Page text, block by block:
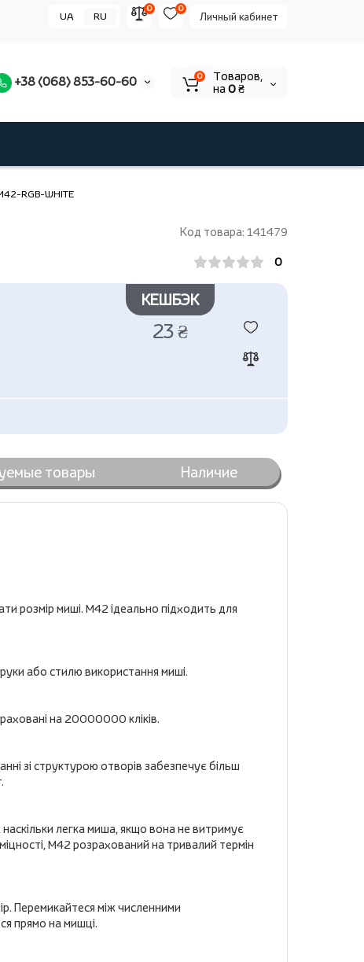
Личный кабинет
0
0
UA RU
+38 (068) 853-60-60 0
Tоваров,
на0 ₴
RGB-WHITE
Код товара: 141479
0
КЕШБЭК
23 ₴
товары Наличие
розмір миші. M42 ідеально підходить для
або стилю використання миші.
на 20000000 кліків.
зі структурою отворів забезпечує більш
легка миша, якщо вона не витримує
M42 розрахований на тривалий термін
Перемикайтеся між численними
прямо на мишці.